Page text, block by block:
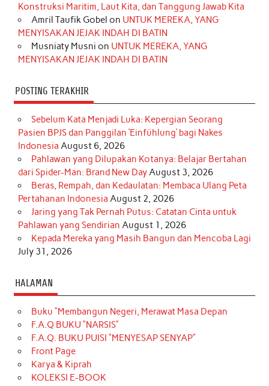
k
a
m
s
t
n
Konstruksi Maritim, Laut Kita, dan Tanggung Jawab Kita
Amril Taufik Gobel on UNTUK MEREKA, YANG
MENYISAKAN JEJAK INDAH DI BATIN
Musniaty Musni on UNTUK MEREKA, YANG
MENYISAKAN JEJAK INDAH DI BATIN
POSTING TERAKHIR
Sebelum Kata Menjadi Luka: Kepergian Seorang
Pasien BPJS dan Panggilan ‘Einfühlung’ bagi Nakes
Indonesia August 6, 2026
Pahlawan yang Dilupakan Kotanya: Belajar Bertahan
dari Spider-Man: Brand New DayAugust 3, 2026
Beras, Rempah, dan Kedaulatan: Membaca Ulang Peta
Pertahanan Indonesia August 2, 2026
Jaring yang Tak Pernah Putus: Catatan Cinta untuk
Pahlawan yang Sendirian August 1, 2026
Kepada Mereka yang Masih Bangun dan Mencoba Lagi
July 31, 2026
HALAMAN
Buku “Membangun Negeri, Merawat Masa Depan
F.A.Q BUKU “NARSIS”
F.A.Q. BUKU PUISI “MENYESAP SENYAP”
Front Page
Karya & Kiprah
KOLEKSI E-BOOK